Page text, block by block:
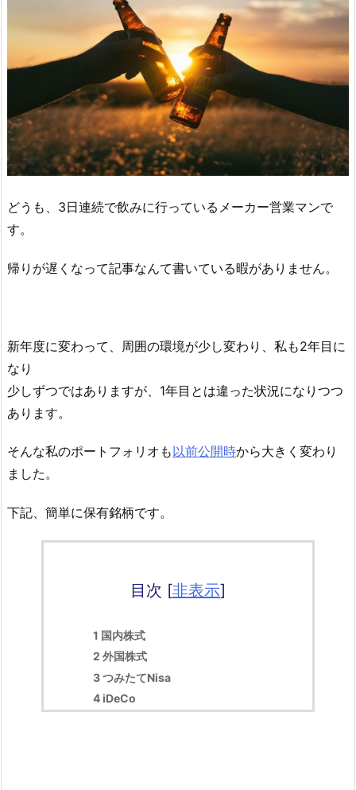
どうも、3日連続で飲みに行っているメーカー営業マンで
す。
帰りが遅くなって記事なんて書いている暇がありません。
新年度に変わって、周囲の環境が少し変わり、私も2年目に
なり
少しずつではありますが、1年目とは違った状況になりつつ
あります。
そんな私のポートフォリオも以前公開時から大きく変わり
ました。
下記、簡単に保有銘柄です。
目次 [非表示]
1 国内株式
2 外国株式
3つみたてNisa
4 iDeCo